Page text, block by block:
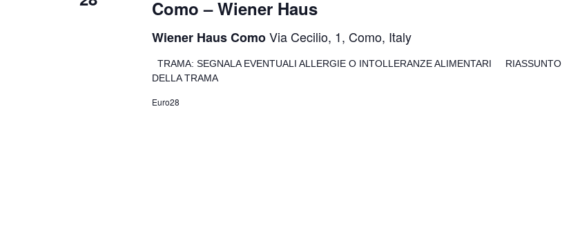
Como – Wiener Haus
Wiener Haus ComoVia Cecilio, 1, Como, Italy
TRAMA: SEGNALA EVENTUALI ALLERGIE O INTOLLERANZE ALIMENTARI RIASSUNTO
DELLA TRAMA
Euro28